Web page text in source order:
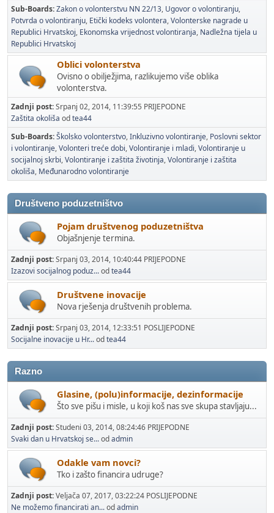
Sub-Boards Zakon o volonterstvu NN 22/13 Ugovor o volontiranju
Potvrda o volontiranju Etički kodeks volontera Volonterske nagrade u
Republici Hrvatskoj Ekonomska vrijednost volontiranja Nadležna tijela u
Republici Hrvatskoj
Oblici volonterstva
Ovisno o obilježjima, razlikujemo više oblika
volonterstva.
Zadnji post:Srpanj 02, 2014, 11:39:55 PRIJEPODNE
Zaštita okoliša odtea44
Sub-Boards Školsko volonterstvo Inkluzivno volontiranje Poslovni sektor
i volontiranje Volonteri treće dobi Volontiranje i mladi Volontiranje u
socijalnoj skrbi Volontiranje i zaštita životinja Volontiranje i zaštita
okoliša Međunarodno volontiranje
Društveno poduzetništvo
Pojam društvenog poduzetništva
Objašnjenje termina.
Zadnji post:Srpanj 03, 2014, 10:40:44 PRIJEPODNE
Izazovi socijalnog poduz...odtea44
Društvene inovacije
Nova rješenja društvenih problema.
Zadnji post:Srpanj 03, 2014, 12:33:51 POSLIJEPODNE
Socijalne inovacije u Hr...odtea44
Razno
Glasine, (polu)informacije, dezinformacije
Što sve pišu i misle, u koji koš nas sve skupa stavljaju...
Zadnji post:Studeni 03, 2014, 08:24:46 PRIJEPODNE
Svaki dan u Hrvatskoj se...odadmin
Odakle vam novci?
Tko i zašto financira udruge?
Zadnji post:Veljača 07, 2017, 03:22:24 POSLIJEPODNE
Ne možemo financirati an...odadmin